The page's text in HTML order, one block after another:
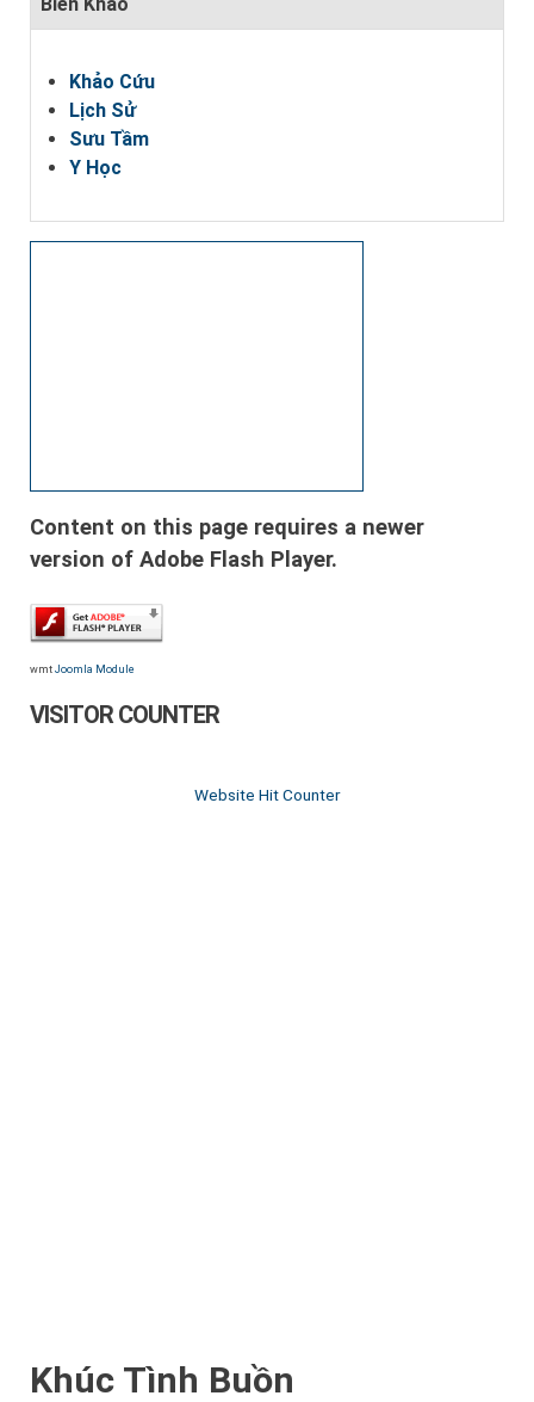
Khảo Cứu
Lịch Sử
Sưu Tầm
Y Học
Content on this page requires a newer
version of Adobe Flash Player.
wmt Joomla Module
VISITOR COUNTER
Website Hit Counter
Khúc Tình Buồn